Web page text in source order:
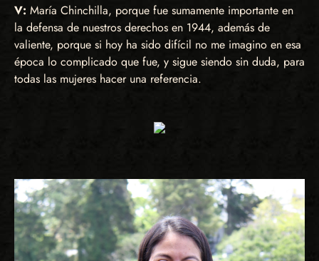
V: María Chinchilla, porque fue sumamente importante en
la defensa de nuestros derechos en 1944, además de
valiente, porque si hoy ha sido difícil no me imagino en esa
época lo complicado que fue, y sigue siendo sin duda, para
todas las mujeres hacer una referencia.